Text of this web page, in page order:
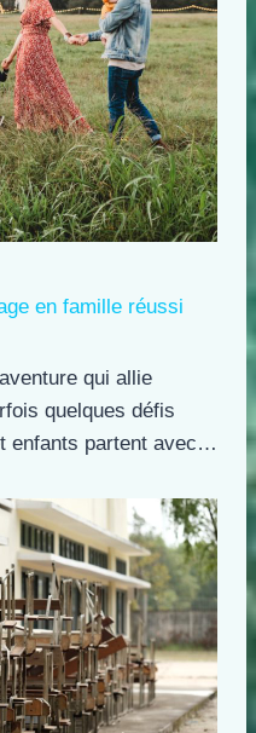
en famille réussi
qui allie
quelques défis
enfants partent avec…